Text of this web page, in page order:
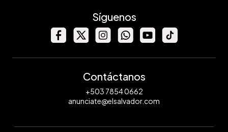
Síguenos
Contáctanos
+503 7854 0662
anunciate@elsalvador.com